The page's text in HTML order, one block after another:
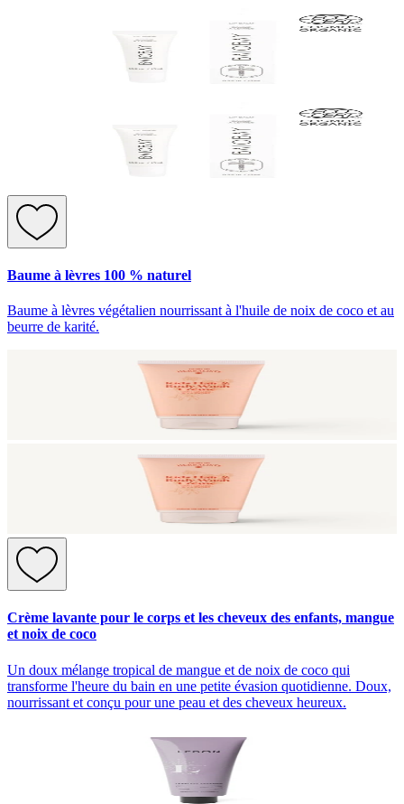
Baume à lèvres 100 % naturel
Baume à lèvres végétalien nourrissant à l'huile de noix de coco et au
beurre de karité.
Crème lavante pour le corps et les cheveux des enfants, mangue
et noix de coco
Un doux mélange tropical de mangue et de noix de coco qui
transforme l'heure du bain en une petite évasion quotidienne. Doux,
nourrissant et conçu pour une peau et des cheveux heureux.